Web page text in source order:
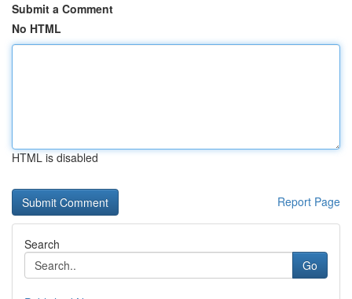
Submit a Comment
No HTML
HTML is disabled
Report Page
Search
Go